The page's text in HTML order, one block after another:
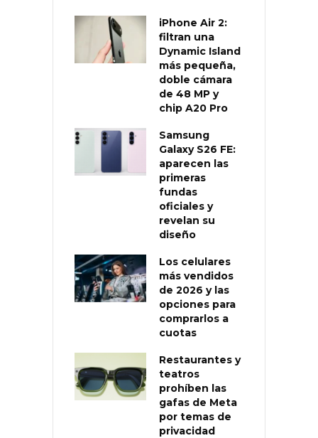
iPhone Air 2:
filtran una
Dynamic Island
más pequeña,
doble cámara
de 48 MP y
chip A20 Pro
Samsung
Galaxy S26 FE:
aparecen las
primeras
fundas
oficiales y
revelan su
diseño
Los celulares
más vendidos
de 2026 y las
opciones para
comprarlos a
cuotas
Restaurantes y
teatros
prohíben las
gafas de Meta
por temas de
privacidad